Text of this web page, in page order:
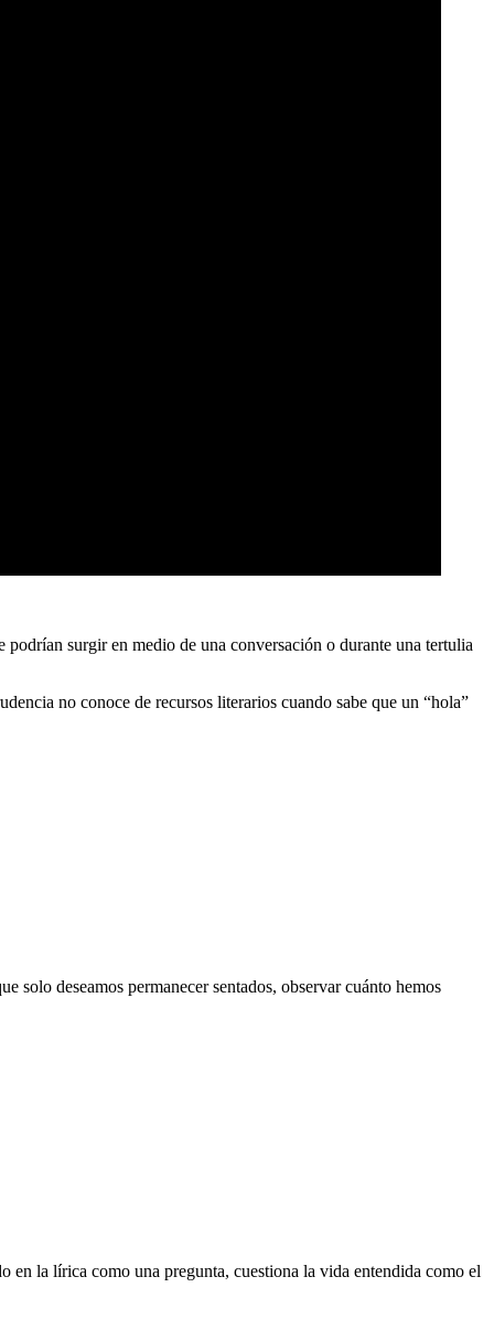
podrían surgir en medio de una conversación o durante una tertulia
no conoce de recursos literarios cuando sabe que un “hola”
solo deseamos permanecer sentados, observar cuánto hemos
en la lírica como una pregunta, cuestiona la vida entendida como el